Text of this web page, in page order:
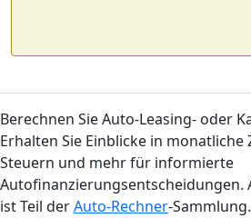
Berechnen Sie Auto-Leasing- oder
Erhalten Sie Einblicke in monatliche
Steuern und mehr für informierte
Autofinanzierungsentscheidungen.
ist Teil derAuto-Rechner-